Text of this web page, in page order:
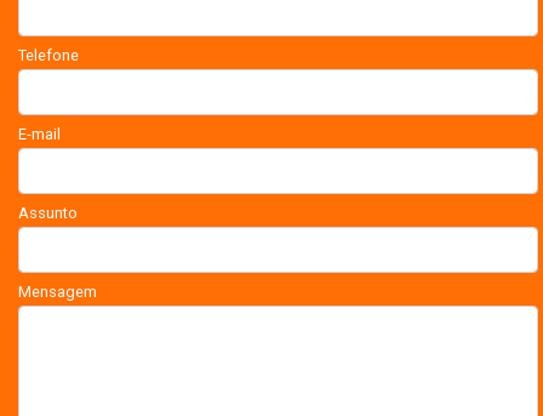
Telefone
E-mail
Assunto
Mensagem